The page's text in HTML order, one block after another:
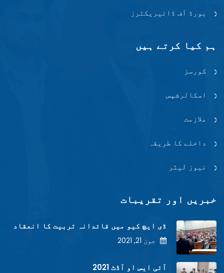
بورڈ آف ڈائیریکٹرز
ہم کیا کرتے ہیں
کورسز
اسکالرشپس
ملازمت
داخلے کا طریقہ
نیوز لیٹر
خبریں اور تقریبات
ڈی ایچ کیو میں قائدانہ تربیت کا انعقاد
جون 21, 2021
آئی ایس او آڈٹ 2021